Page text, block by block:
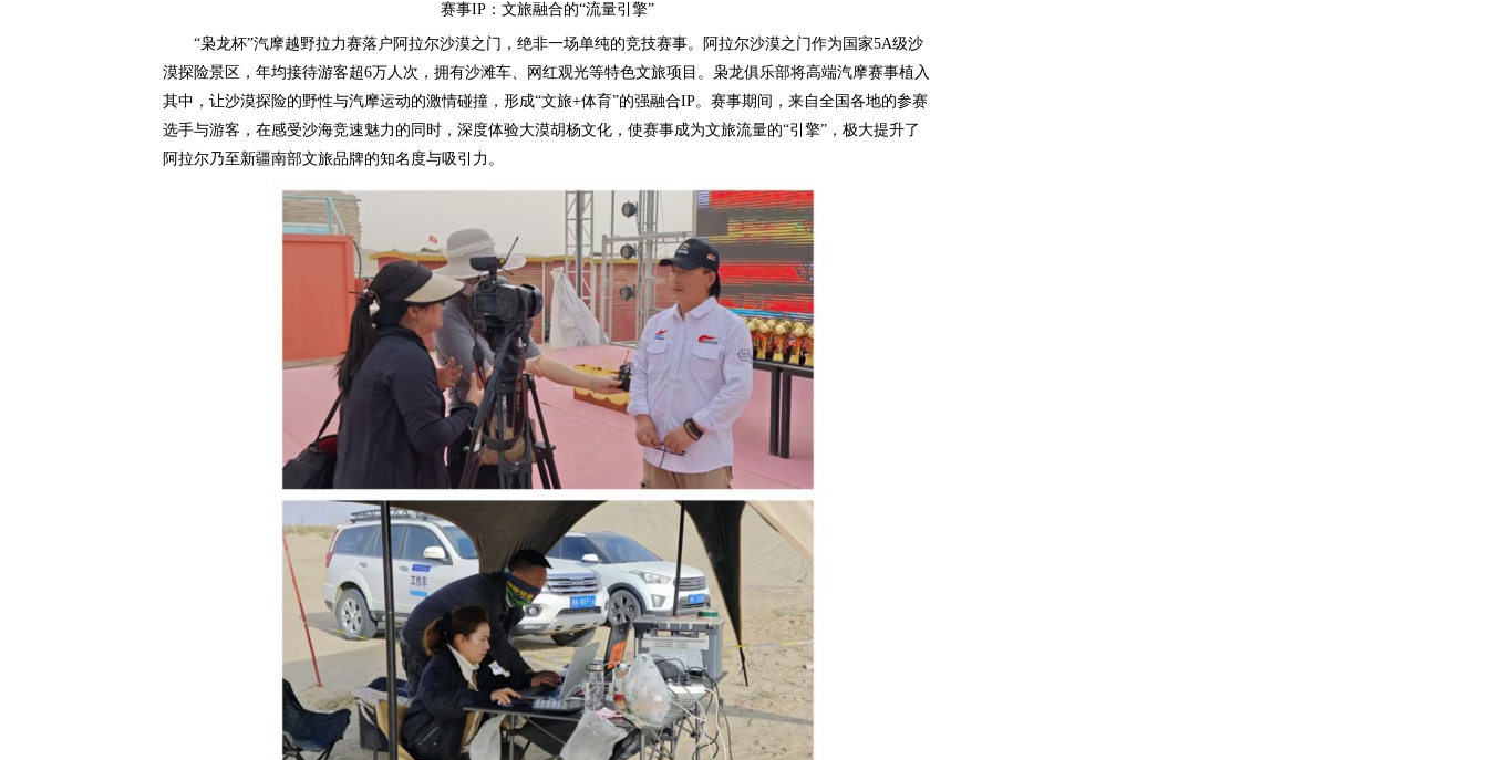
赛事IP：文旅融合的“流量引擎”
“枭龙杯”汽摩越野拉力赛落户阿拉尔沙漠之门，绝非一场单纯的竞技赛事。阿拉尔沙漠之门作为国家5A级沙
漠探险景区，年均接待游客超6万人次，拥有沙滩车、网红观光等特色文旅项目。枭龙俱乐部将高端汽摩赛事植入
其中，让沙漠探险的野性与汽摩运动的激情碰撞，形成“文旅+体育”的强融合IP。赛事期间，来自全国各地的参赛
选手与游客，在感受沙海竞速魅力的同时，深度体验大漠胡杨文化，使赛事成为文旅流量的“引擎”，极大提升了
阿拉尔乃至新疆南部文旅品牌的知名度与吸引力。